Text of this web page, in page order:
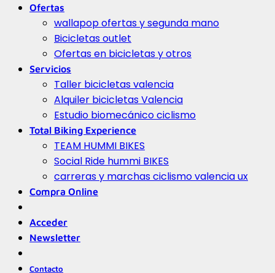
Ofertas
wallapop ofertas y segunda mano
Bicicletas outlet
Ofertas en bicicletas y otros
Servicios
Taller bicicletas valencia
Alquiler bicicletas Valencia
Estudio biomecánico ciclismo
Total Biking Experience
TEAM HUMMI BIKES
Social Ride hummi BIKES
carreras y marchas ciclismo valencia ux
Compra Online
Acceder
Newsletter
Contacto